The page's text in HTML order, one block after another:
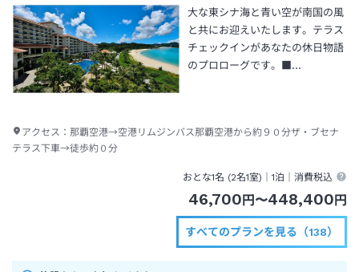
大な東シナ海と青い空が南国の風
と共にお迎えいたします。テラス
チェックインがあなたの休日物語
のプロローグです。■…
アクセス： 那覇空港→空港リムジンバス那覇空港から約９０分ザ・ブセナ
テラス下車→徒歩約０分
おとな1名 (2名1室)｜1泊 ｜消費税込
46,700 円 〜448,400 円
すべてのプランを見る（138）